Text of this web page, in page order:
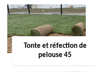
Tonte et réfection de
pelouse 45